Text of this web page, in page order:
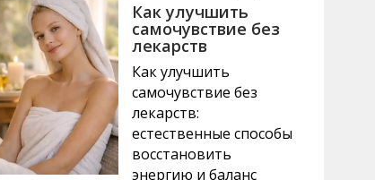
Как улучшить
самочувствие без
лекарств
Как улучшить
самочувствие без
лекарств:
естественные способы
восстановить
энергию и баланс